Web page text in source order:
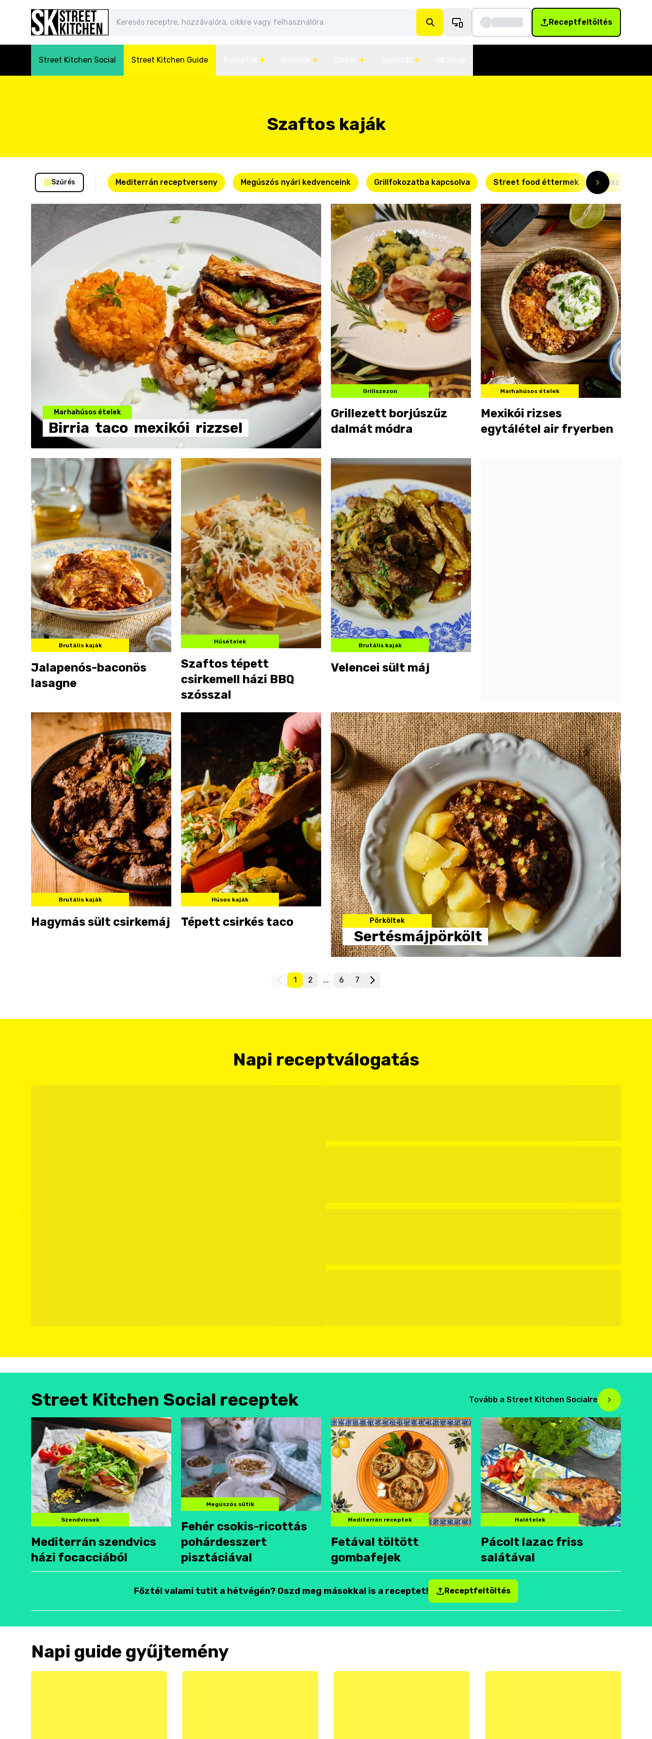
Receptfeltöltés
Street Kitchen Social Street Kitchen Guide
Szaftos kaják
Szűrés Mediterrán receptverseny Megúszós nyári kedvenceink Grillfokozatba kapcsolva Street food éttermek Főzz okosan!
Marhahúsos ételek
Birria taco mexikói rizzsel
Grillszezon
Grillezett borjúszűz
dalmát módra
Marhahúsos ételek
Mexikói rizses
egytálétel air fryerben
Brutális kaják
Jalapenós-baconös
lasagne
Húsételek
Szaftos tépett
csirkemell házi BBQ
szósszal
Brutális kaják
Velencei sült máj
Brutális kaják
Hagymás sült csirkemáj
Húsos kaják
Tépett csirkés taco Pörköltek
Sertésmájpörkölt
1 2 ... 6 7
Napi receptválogatás
Street Kitchen Social receptek Tovább a Street Kitchen Socialre
Szendvicsek
Mediterrán szendvics
házi focacciából
Megúszós sütik
Fehér csokis-ricottás
pohárdesszert
pisztáciával
Mediterrán receptek
Fetával töltött
gombafejek
Halételek
Pácolt lazac friss
salátával
Főztél valami tutit a hétvégén? Oszd meg másokkal is a receptet! Receptfeltöltés
Napi guide gyűjtemény